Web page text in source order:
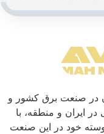
درخشان در صنعت برق كشور و
در ایران و منطقه، با
خود در این صنعت